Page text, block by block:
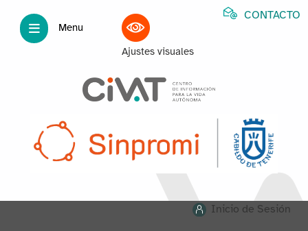
Menu
Ajustes visuales
CONTACTO
Inicio de Sesión